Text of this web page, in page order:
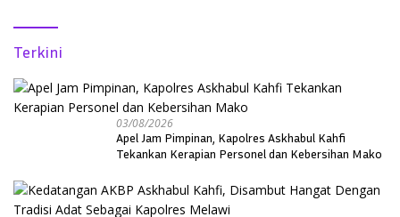
Terkini
03/08/2026
Apel Jam Pimpinan, Kapolres Askhabul Kahfi
Tekankan Kerapian Personel dan Kebersihan Mako